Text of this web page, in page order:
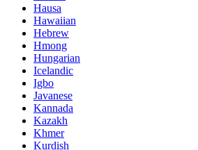
Hausa
Hawaiian
Hebrew
Hmong
Hungarian
Icelandic
Igbo
Javanese
Kannada
Kazakh
Khmer
Kurdish